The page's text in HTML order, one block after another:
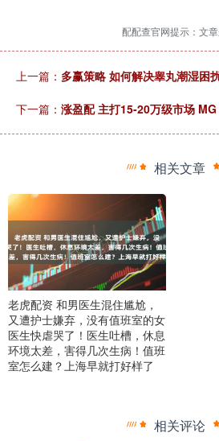
配配查官网提示：文
上一篇： 多赢策略 如何解决睾丸潮湿困
下一篇： 涨盈配 主打15-20万级市场
相关文章
老虎配资 和男医生混住尴尬，
又遭护士嫌弃，没有值班室的女
医生快虐哭了！医生吐槽，休息
环境太差，害得几次生病！值班
室怎么建？上海早就打好样了
相关评论